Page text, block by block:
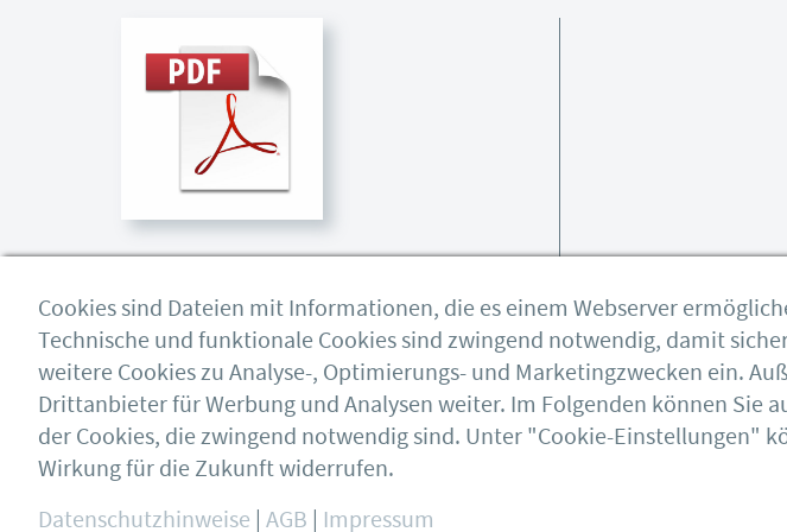
Deutscher Ausschuss für
Stahlbau DASt e.V.
Sohnstr. 65
Impressum
AGB
bauforumstahl
DSTV
Cookies sind Dateien mit Informationen, die es einem Webserver
Technische und funktionale Cookies sind zwingend notwendig, damit
weitere Cookies zu Analyse-, Optimierungs- und Marketingzwecken ein.
Drittanbieter für Werbung und Analysen weiter. Im Folgenden können Sie
der Cookies, die zwingend notwendig sind. Unter "Cookie-Einstellungen"
Wirkung für die Zukunft widerrufen.
Datenschutzhinweise | AGB | Impressum